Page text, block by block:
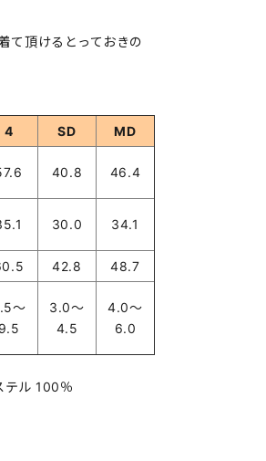
て頂けるとっておきの
4 SD
MD
40.8 46.4
30.0 34.1
42.8
48.7
～
9.5
3.0～
4.5
4.0～
6.0
テル 100％